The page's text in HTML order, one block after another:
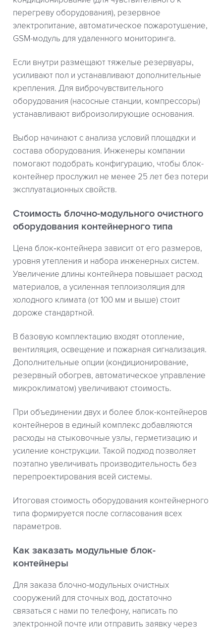
перегреву оборудования), резервное
электропитание, автоматическое пожаротушение,
GSM-модуль для удаленного мониторинга.
Если внутри размещают тяжелые резервуары,
усиливают пол и устанавливают дополнительные
крепления. Для виброчувствительного
оборудования (насосные станции, компрессоры)
устанавливают виброизолирующие основания.
Выбор начинают с анализа условий площадки и
состава оборудования. Инженеры компании
помогают подобрать конфигурацию, чтобы блок-
контейнер прослужил не менее 25 лет без потери
эксплуатационных свойств.
Стоимость блочно-модульного очистного
оборудования контейнерного типа
Цена блок‑контейнера зависит от его размеров,
уровня утепления и набора инженерных систем.
Увеличение длины контейнера повышает расход
материалов, а усиленная теплоизоляция для
холодного климата (от 100 мм и выше) стоит
дороже стандартной.
В базовую комплектацию входят отопление,
вентиляция, освещение и пожарная сигнализация.
Дополнительные опции (кондиционирование,
резервный обогрев, автоматическое управление
микроклиматом) увеличивают стоимость.
При объединении двух и более блок-контейнеров
контейнеров в единый комплекс добавляются
расходы на стыковочные узлы, герметизацию и
усиление конструкции. Такой подход позволяет
поэтапно увеличивать производительность без
перепроектирования всей системы.
Итоговая стоимость оборудования контейнерного
типа формируется после согласования всех
параметров.
Как заказать модульные блок-
контейнеры
Для заказа блочно-модульных очистных
сооружений для сточных вод, достаточно
связаться с нами по телефону, написать по
электронной почте или отправить заявку через